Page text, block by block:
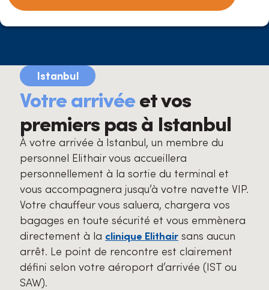
Istanbul
Votre arrivéeet vos
premiers pas à Istanbul
À votre arrivée à Istanbul, un membre du
personnel Elithair vous accueillera
personnellement à la sortie du terminal et
vous accompagnera jusqu’à votre navette VIP.
Votre chauffeur vous saluera, chargera vos
bagages en toute sécurité et vous emmènera
directement à la clinique Elithair sans aucun
arrêt. Le point de rencontre est clairement
défini selon votre aéroport d’arrivée (IST ou
SAW).